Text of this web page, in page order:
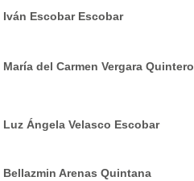
Iván Escobar Escobar
María del Carmen Vergara Quintero
Luz Ángela Velasco Escobar
Bellazmin Arenas Quintana